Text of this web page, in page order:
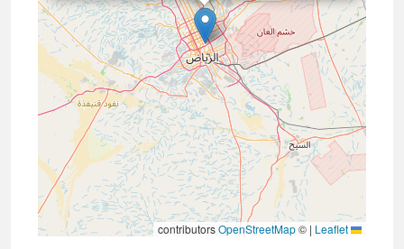
|
©
OpenStreetMap